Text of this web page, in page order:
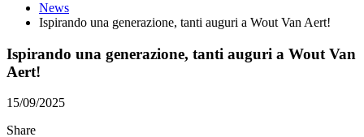
News
Ispirando una generazione, tanti auguri a Wout Van Aert!
Ispirando una generazione, tanti auguri a Wout Van
Aert!
15/09/2025
Share